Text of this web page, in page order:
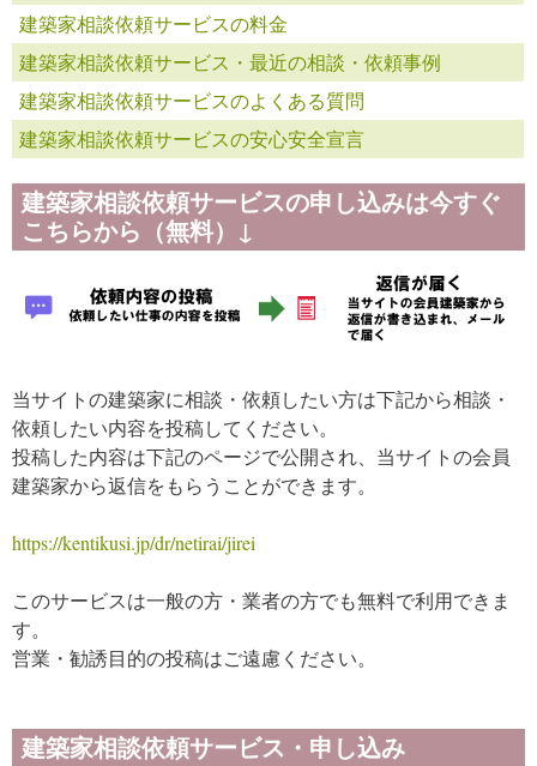
建築家相談依頼サービスの料金
建築家相談依頼サービス・最近の相談・依頼事例
建築家相談依頼サービスのよくある質問
建築家相談依頼サービスの安心安全宣言
建築家相談依頼サービスの申し込みは今すぐ
こちらから（無料）↓
当サイトの建築家に相談・依頼したい方は下記から相談・
依頼したい内容を投稿してください。
投稿した内容は下記のページで公開され、当サイトの会員
建築家から返信をもらうことができます。
https://kentikusi.jp/dr/netirai/jirei
このサービスは一般の方・業者の方でも無料で利用できま
す。
営業・勧誘目的の投稿はご遠慮ください。
建築家相談依頼サービス・申し込み